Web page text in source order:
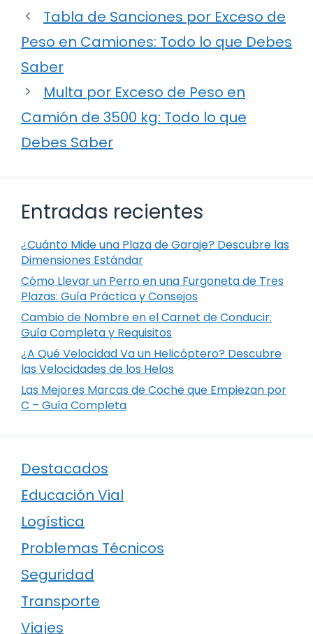
Tabla de Sanciones por Exceso de
Peso en Camiones: Todo lo que Debes
Saber
Multa por Exceso de Peso en
Camión de 3500 kg: Todo lo que
Debes Saber
Entradas recientes
¿Cuánto Mide una Plaza de Garaje? Descubre las
Dimensiones Estándar
Cómo Llevar un Perro en una Furgoneta de Tres
Plazas: Guía Práctica y Consejos
Cambio de Nombre en el Carnet de Conducir:
Guía Completa y Requisitos
¿A Qué Velocidad Va un Helicóptero? Descubre
las Velocidades de los Helos
Las Mejores Marcas de Coche que Empiezan por
C – Guía Completa
Destacados
Educación Vial
Logística
Problemas Técnicos
Seguridad
Transporte
Viajes